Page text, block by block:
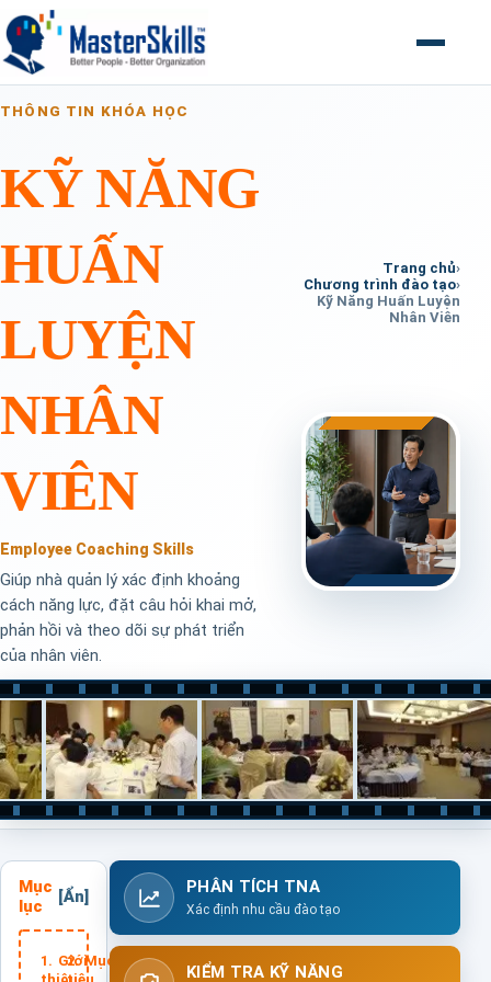
Mở menu
Trang chủ›
Chương trình đào tạo›
Kỹ Năng Huấn Luyện
Nhân Viên
THÔNG TIN KHÓA HỌC
KỸ NĂNG
HUẤN
LUYỆN
NHÂN
VIÊN
Employee Coaching Skills
Giúp nhà quản lý xác định khoảng
cách năng lực, đặt câu hỏi khai mở,
phản hồi và theo dõi sự phát triển
của nhân viên.
Mục
lục
GiớiMục
PHÂN TÍCH TNA
Xác định nhu cầu đào tạo
KIỂM TRA KỸ NĂNG